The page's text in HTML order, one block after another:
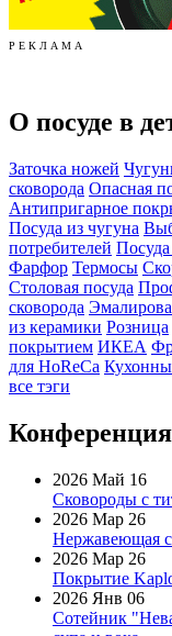
Р Е К Л А М А
О посуде в
Заточка ножей
сковорода Опасная
Антипригарное
Посуда из чугуна
потребителей
Фарфор Термосы
Столовая посуда
сковорода
из керамики Розница
покрытием ИКЕА
для HoReCa
все тэги
Конференция
2026 Май 16
Сковороды с
2026 Мар 26
Нержавеющая
2026 Мар 26
Покрытие
2026 Янв 06
Сотейник